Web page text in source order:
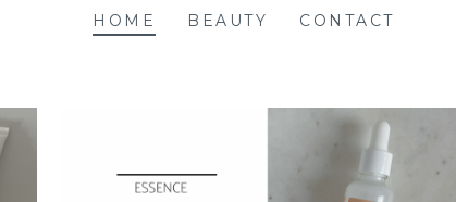
HOME BEAUTY CONTACT